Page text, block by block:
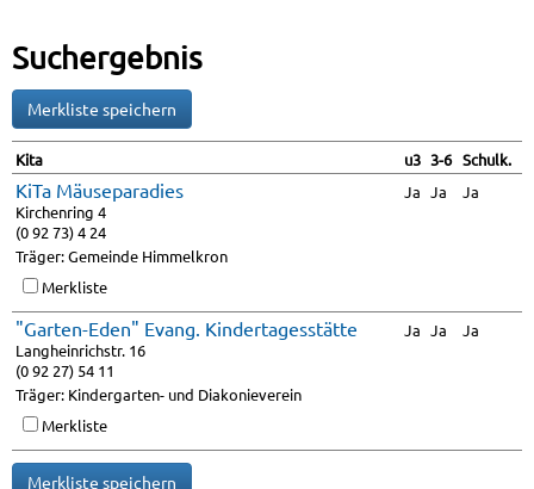
Suchergebnis
Kita u3 3-6 Schulk.
KiTa Mäuseparadies
Kirchenring 4
(0 92 73) 4 24
Träger: Gemeinde Himmelkron
Merkliste
Ja Ja Ja
"Garten-Eden" Evang. Kindertagesstätte
Langheinrichstr. 16
(0 92 27) 54 11
Träger: Kindergarten- und Diakonieverein
Merkliste
Ja Ja Ja